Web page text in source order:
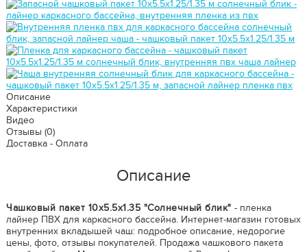
Описание
Характеристики
Видео
Отзывы (0)
Доставка - Оплата
Описание
Чашковый пакет 10х5.5х1.35 "Солнечный блик" - пленка
лайнер ПВХ для каркасного бассейна. Интернет-магазин готовых
внутренних вкладышей чаш: подробное описание, недорогие
цены, фото, отзывы покупателей. Продажа чашкового пакета